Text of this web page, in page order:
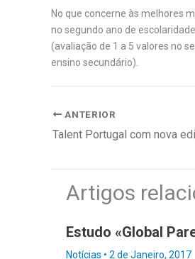
No que concerne às melhores
no segundo ano de
(avaliação de 1 a 5 valores no
ensino secundário).
ANTERIOR
Artigos
Estudo «Global
Notícias • 2 de Janeiro, 2017